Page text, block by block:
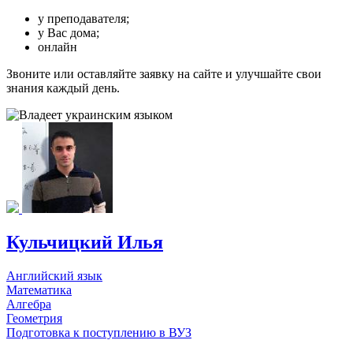
у преподавателя;
у Вас дома;
онлайн
Звоните или оставляйте заявку на сайте и улучшайте свои
знания каждый день.
Кульчицкий Илья
Английский язык
Математика
Алгебра
Геометрия
Подготовка к поступлению в ВУЗ